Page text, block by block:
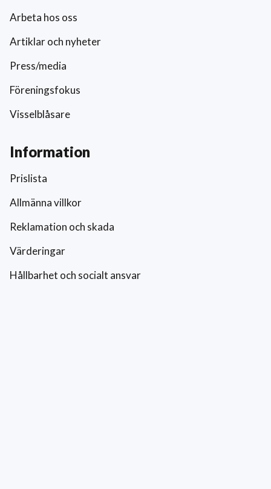
Arbeta hos oss
Artiklar och nyheter
Press/media
Föreningsfokus
Visselblåsare
Information
Prislista
Allmänna villkor
Reklamation och skada
Värderingar
Hållbarhet och socialt ansvar